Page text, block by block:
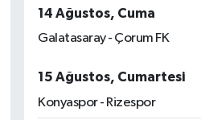
14 Ağustos, Cuma
Galatasaray - Çorum FK
15 Ağustos, Cumartesi
Konyaspor - Rizespor